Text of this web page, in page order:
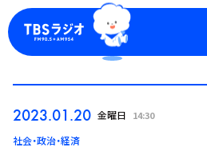
2023.01.20 金曜日 14:30
社会・政治・経済